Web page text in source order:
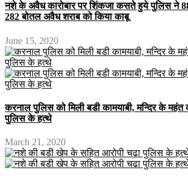
नशे के अवैध कारोबार पर शिंकजा कसते हुये पुलिस ने
282 बोतल अवैध शराब को किया काबू
June 15, 2020
करनाल पुलिस को मिली बडी कामयाबी, मन्दिर के महंत
पुलिस के हत्थे
March 21, 2020